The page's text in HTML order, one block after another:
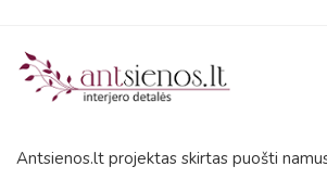
Antsienos.lt projektas skirtas puošti